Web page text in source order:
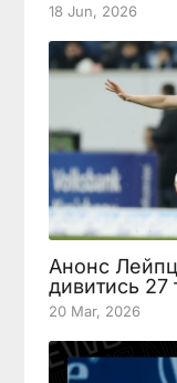
18 Jun, 2026
Анонс
дивитись 27
20 Mar, 2026